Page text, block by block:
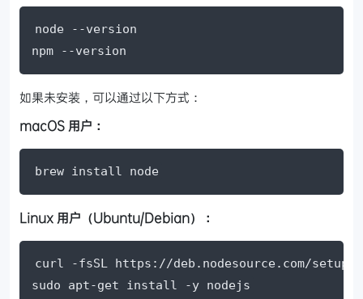
node --version
npm --version
如果未安装，可以通过以下方式：
macOS 用户：
brew install node
Linux 用户（Ubuntu/Debian）：
curl -fsSL https://deb.nodesource.com/
sudo apt-get install -y nodejs